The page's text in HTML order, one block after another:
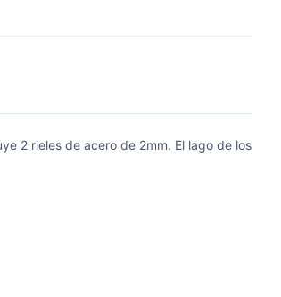
2 rieles de acero de 2mm. El lago de los